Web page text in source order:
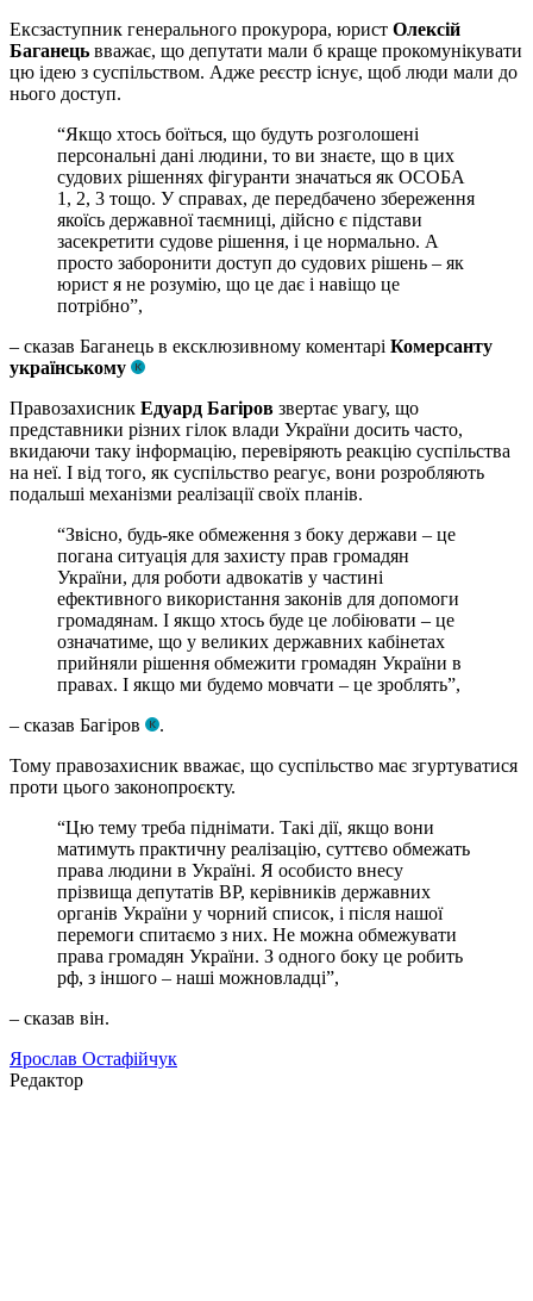
Ексзаступник генерального прокурора, юрист Олексій
Баганець вважає, що депутати мали б краще прокомунікувати
цю ідею з суспільством. Адже реєстр існує, щоб люди мали до
нього доступ.
“Якщо хтось боїться, що будуть розголошені
персональні дані людини, то ви знаєте, що в цих
судових рішеннях фігуранти значаться як ОСОБА
1, 2, 3 тощо. У справах, де передбачено збереження
якоїсь державної таємниці, дійсно є підстави
засекретити судове рішення, і це нормально. А
просто заборонити доступ до судових рішень – як
юрист я не розумію, що це дає і навіщо це
потрібно”,
– сказав Баганець в ексклюзивному коментарі Комерсанту
українському
Правозахисник Едуард Багіров звертає увагу, що
представники різних гілок влади України досить часто,
вкидаючи таку інформацію, перевіряють реакцію суспільства
на неї. І від того, як суспільство реагує, вони розробляють
подальші механізми реалізації своїх планів.
“Звісно, будь-яке обмеження з боку держави – це
погана ситуація для захисту прав громадян
України, для роботи адвокатів у частині
ефективного використання законів для допомоги
громадянам. І якщо хтось буде це лобіювати – це
означатиме, що у великих державних кабінетах
прийняли рішення обмежити громадян України в
правах. І якщо ми будемо мовчати – це зроблять”,
– сказав Багіров
.
Тому правозахисник вважає, що суспільство має згуртуватися
проти цього законопроєкту.
“Цю тему треба піднімати. Такі дії, якщо вони
матимуть практичну реалізацію, суттєво обмежать
права людини в Україні. Я особисто внесу
прізвища депутатів ВР, керівників державних
органів України у чорний список, і після нашої
перемоги спитаємо з них. Не можна обмежувати
права громадян України. З одного боку це робить
рф, з іншого – наші можновладці”,
– сказав він.
Ярослав Остафійчук
Редактор